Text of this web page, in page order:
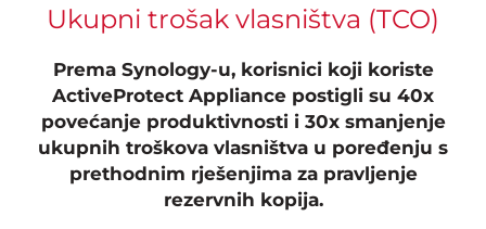
Ukupni trošak vlasništva (TCO)
Prema Synology-u, korisnici koji koriste
ActiveProtect Appliance postigli su 40x
povećanje produktivnosti i 30x smanjenje
ukupnih troškova vlasništva u poređenju s
prethodnim rješenjima za pravljenje
rezervnih kopija.